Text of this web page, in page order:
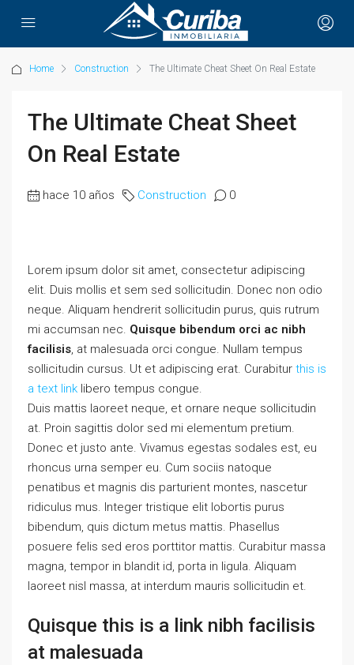
Home Construction The Ultimate Cheat Sheet On Real Estate
The Ultimate Cheat Sheet
On Real Estate
hace 10 años Construction 0
Lorem ipsum dolor sit amet, consectetur adipiscing
elit. Duis mollis et sem sed sollicitudin. Donec non odio
neque. Aliquam hendrerit sollicitudin purus, quis rutrum
mi accumsan nec. Quisque bibendum orci ac nibh
facilisis, at malesuada orci congue. Nullam tempus
sollicitudin cursus. Ut et adipiscing erat. Curabitur this is
a text link libero tempus congue.
Duis mattis laoreet neque, et ornare neque sollicitudin
at. Proin sagittis dolor sed mi elementum pretium.
Donec et justo ante. Vivamus egestas sodales est, eu
rhoncus urna semper eu. Cum sociis natoque
penatibus et magnis dis parturient montes, nascetur
ridiculus mus. Integer tristique elit lobortis purus
bibendum, quis dictum metus mattis. Phasellus
posuere felis sed eros porttitor mattis. Curabitur massa
magna, tempor in blandit id, porta in ligula. Aliquam
laoreet nisl massa, at interdum mauris sollicitudin et.
Quisque this is a link nibh facilisis
at malesuada